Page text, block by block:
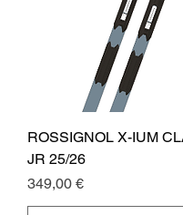
ROSSIGNOL X-IUM
JR 25/26
Hinta
349,00 €